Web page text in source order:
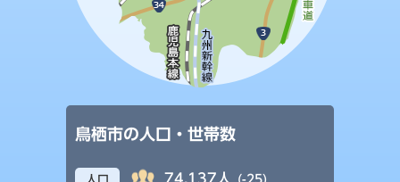
鳥栖市の人口・世帯数
人口 74,137人 (-25)